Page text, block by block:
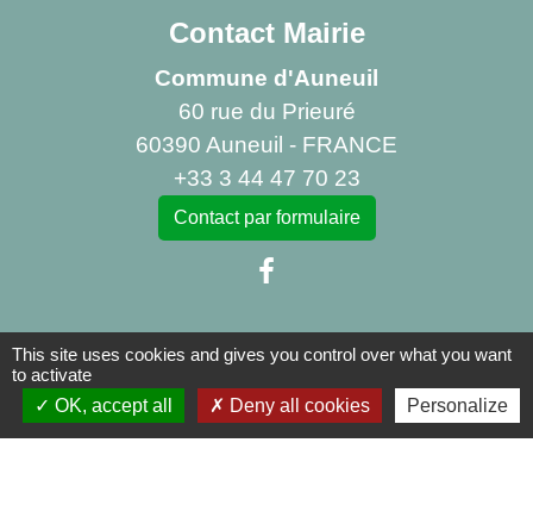
Contact Mairie
Commune d'Auneuil
60 rue du Prieuré
60390 Auneuil - FRANCE
+33 3 44 47 70 23
Contact par formulaire
Liens
Centre Social Rural La Canopée
This site uses cookies and gives you control over what you want
to activate
OK, accept all
Deny all cookies Personalize